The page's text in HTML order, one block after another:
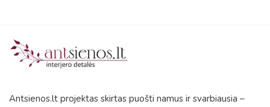
Antsienos.lt projektas skirtas puošti namus ir svarbiausia –